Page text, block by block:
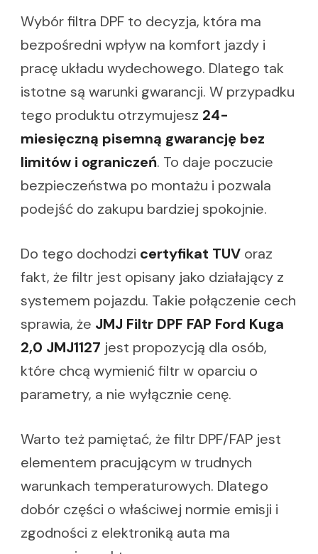
Wybór filtra DPF to decyzja, która ma
bezpośredni wpływ na komfort jazdy i
pracę układu wydechowego. Dlatego tak
istotne są warunki gwarancji. W przypadku
tego produktu otrzymujesz 24-
miesięczną pisemną gwarancję bez
limitów i ograniczeń. To daje poczucie
bezpieczeństwa po montażu i pozwala
podejść do zakupu bardziej spokojnie.
Do tego dochodzi certyfikat TUV oraz
fakt, że filtr jest opisany jako działający z
systemem pojazdu. Takie połączenie cech
sprawia, że JMJ Filtr DPF FAP Ford Kuga
2,0 JMJ1127 jest propozycją dla osób,
które chcą wymienić filtr w oparciu o
parametry, a nie wyłącznie cenę.
Warto też pamiętać, że filtr DPF/FAP jest
elementem pracującym w trudnych
warunkach temperaturowych. Dlatego
dobór części o właściwej normie emisji i
zgodności z elektroniką auta ma